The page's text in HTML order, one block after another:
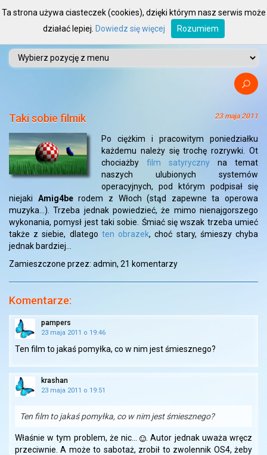
Taki sobie filmik 23 maja 2011
Po ciężkim i pracowitym poniedziałku
każdemu należy się trochę rozrywki. Ot
chociażby film satyryczny na temat
naszych ulubionych systemów
operacyjnych, pod którym podpisał się
niejaki Amig4berodem z Włoch (stąd zapewne ta operowa
muzyka…). Trzeba jednak powiedzieć, że mimo nienajgorszego
wykonania, pomysł jest taki sobie. Śmiać się wszak trzeba umieć
także z siebie, dlatego ten obrazek, choć stary, śmieszy chyba
jednak bardziej…
Zamieszczone przez: admin, 21 komentarzy
Komentarze:
pampers
23 maja 2011 o 19:46
Ten film to jakaś pomyłka, co w nim jest śmiesznego?
krashan
23 maja 2011 o 19:51
Ten film to jakaś pomyłka, co w nim jest śmiesznego?
Właśnie w tym problem, że nic…
. Autor jednak uważa wręcz
przeciwnie. A może to sabotaż, zrobił to zwolennik OS4, żeby
Ta strona używa ciasteczek (cookies), dzięki którym nasz serwis może
działać lepiej. Dowiedz się więcej Rozumiem